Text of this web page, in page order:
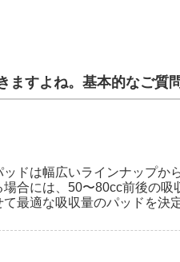
すよね。基本的なご質
ドは幅広いラインナップか
合には、50〜80cc前後の
最適な吸収量のパッドを決